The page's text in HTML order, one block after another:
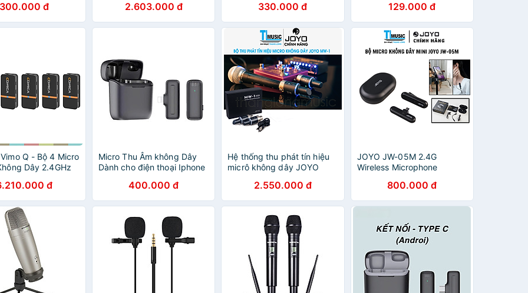
Nhiều Dòng
- Hàng chính
300.000 đ
Android, Máy Ảnh, Phạm Vi
Thu 300m - Hàng chính
hãng
2.603.000 đ
thu âm đôi dùng cho điện
thoại, laptop, máy tính bảng
- Hàng Nhập Khẩu
330.000 đ
Biểu Diễn - Hàng chính
hãng
129.000 đ
Q - Bộ 4 Micro
Dây 2.4GHz
8 Giờ, Phạm Vi
chính hãng
đ
Micro Thu Âm không Dây
Dành cho điện thoại Iphone
tính bảng PC Laptop Máy
Ảnh chất lượng cao Hỗ Trợ
Quay Video Livestream -
hàng nhập khẩu
400.000 đ
Hệ thống thu phát tín hiệu
micrô không dây JOYO
MW-1 Microphone wireless
system - Hàng chính hãng
2.550.000 đ
JOYO JW-05M 2.4G
Wireless Microphone
Dây Dùng Cho Thu Âm,
Livesteam, Phỏng Vấn -
800.000 đ